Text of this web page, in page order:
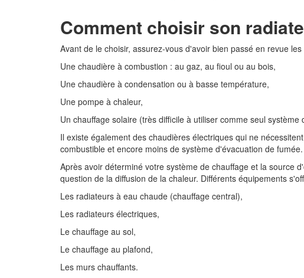
Comment choisir son
Avant de le choisir, assurez-vous d'avoir bien passé en revue
Une chaudière à combustion : au gaz, au fioul ou au bois,
Une chaudière à condensation ou à basse température,
Une pompe à chaleur,
Un chauffage solaire (très difficile à utiliser comme seul système
Il existe également des chaudières électriques qui ne
combustible et encore moins de système d'évacuation de fumée.
Après avoir déterminé votre système de chauffage et la source
question de la diffusion de la chaleur. Différents équipements
Les radiateurs à eau chaude (chauffage central),
Les radiateurs électriques,
Le chauffage au sol,
Le chauffage au plafond,
Les murs chauffants.